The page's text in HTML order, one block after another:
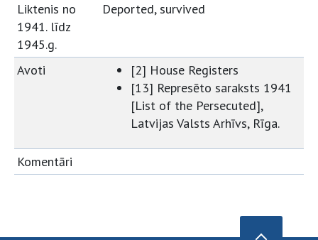
Liktenis no
1941. līdz
1945.g.
Deported, survived
Avoti
[2] House Registers
[13] Represēto saraksts 1941
[List of the Persecuted],
Latvijas Valsts Arhīvs, Rīga.
Komentāri